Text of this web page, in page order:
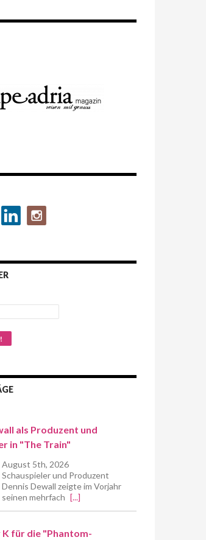
als Produzent und
in "The Train"
August 5th, 2026
Schauspieler und Produzent
Dennis Dewall zeigte im Vorjahr
seinen mehrfach [...]
für die "Phantom-